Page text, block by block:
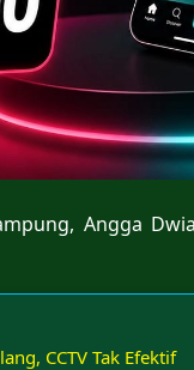
Angga
CCTV Tak Efektif